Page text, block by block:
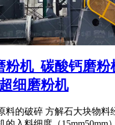
机_碳酸钙磨粉
细磨粉机
料的破碎 方解石大块物料